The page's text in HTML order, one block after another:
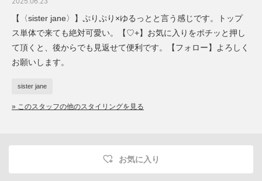
2025.06.23
【〈sister jane〉】ぷりぷり×ゆるっとと言う感じです。トップ
ス単体で来ても絶対可愛い。【♡+】お気に入りをポチッと押し
て頂くと、後からでも見返せて便利です。【フォロー】よろしく
お願いします。
sister jane
» このスタッフの他のスタイリングを見る
お気に入り